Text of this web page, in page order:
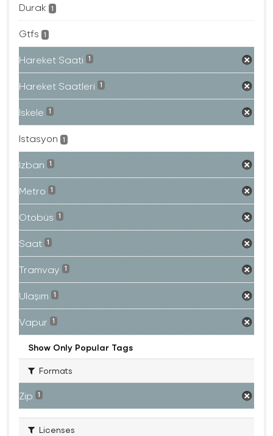
Durak 1
Gtfs 1
Hareket Saati 1
Hareket Saatleri 1
Iskele 1
Istasyon 1
Izban 1
Metro 1
Otobüs 1
Saat 1
Tramvay 1
Ulaşım 1
Vapur 1
Show Only Popular Tags
Formats
Zip 1
Licenses